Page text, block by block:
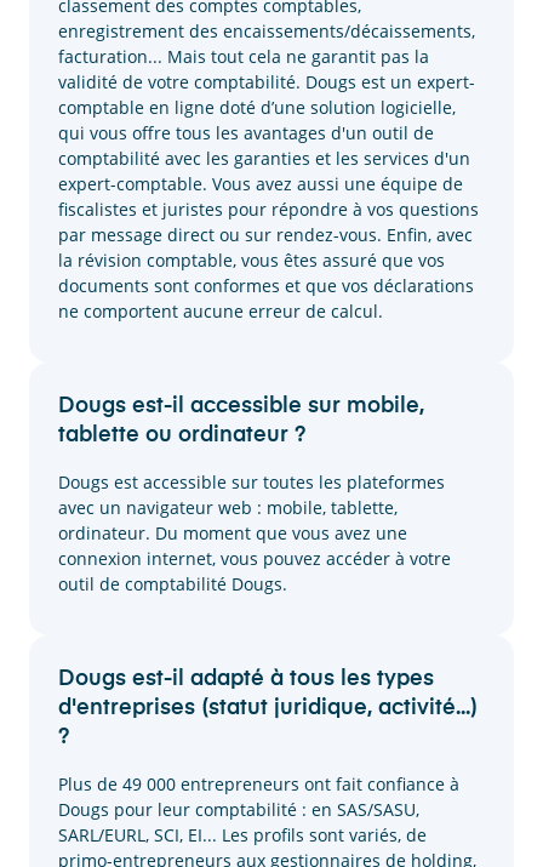
classement des comptes comptables,
enregistrement des encaissements/décaissements,
facturation... Mais tout cela ne garantit pas la
validité de votre comptabilité. Dougs est un expert-
comptable en ligne doté d’une solution logicielle,
qui vous offre tous les avantages d'un outil de
comptabilité avec les garanties et les services d'un
expert-comptable. Vous avez aussi une équipe de
fiscalistes et juristes pour répondre à vos questions
par message direct ou sur rendez-vous. Enfin, avec
la révision comptable, vous êtes assuré que vos
documents sont conformes et que vos déclarations
ne comportent aucune erreur de calcul.
Dougs est-il accessible sur mobile,
tablette ou ordinateur ?
Dougs est accessible sur toutes les plateformes
avec un navigateur web : mobile, tablette,
ordinateur. Du moment que vous avez une
connexion internet, vous pouvez accéder à votre
outil de comptabilité Dougs.
Dougs est-il adapté à tous les types
d'entreprises (statut juridique, activité...)
?
Plus de 49 000 entrepreneurs ont fait confiance à
Dougs pour leur comptabilité : en SAS/SASU,
SARL/EURL, SCI, EI... Les profils sont variés, de
primo-entrepreneurs aux gestionnaires de holding,